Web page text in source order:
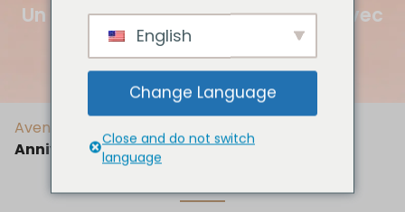
Un cadeau d'anniversaire unique avec
Agadir Ballooning Adventure
Aventure en montgolfière à Agadir
Anniversaire
English
Change Language
Close and do not switch
language